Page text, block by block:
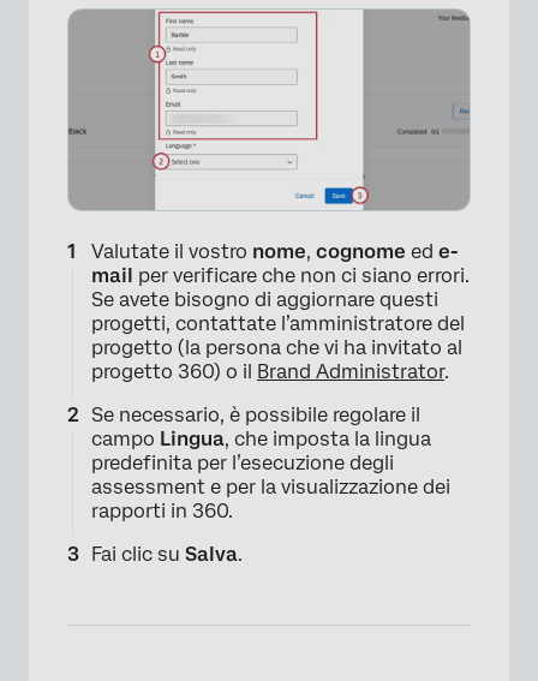
×
Valutate il vostro nome, cognome ed e-
mail per verificare che non ci siano errori.
Se avete bisogno di aggiornare questi
progetti, contattate l’amministratore del
progetto (la persona che vi ha invitato al
progetto 360) o il Brand Administrator.
Se necessario, è possibile regolare il
campo Lingua, che imposta la lingua
predefinita per l’esecuzione degli
assessment e per la visualizzazione dei
rapporti in 360.
Fai clic su Salva.